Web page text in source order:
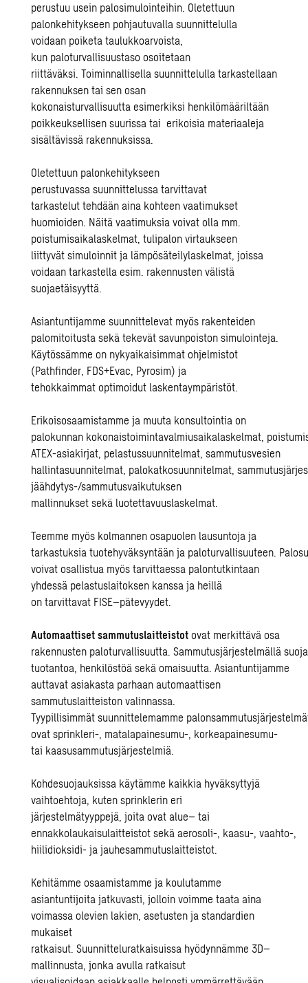
perustuu usein palosimulointeihin. Oletettuun
palonkehitykseen pohjautuvalla suunnittelulla
voidaan poiketa taulukkoarvoista,
kun paloturvallisuustaso osoitetaan
riittäväksi. Toiminnallisella suunnittelulla tarkastellaan
rakennuksen tai sen osan
kokonaisturvallisuutta esimerkiksi henkilömääriltään
poikkeuksellisen suurissatai erikoisia materiaaleja
sisältävissä rakennuksissa.
Oletettuun palonkehitykseen
perustuvassasuunnittelussa tarvittavat
tarkastelut tehdään aina kohteen vaatimukset
huomioiden. Näitä vaatimuksiavoivat olla mm.
poistumisaikalaskelmat, tulipalon virtaukseen
liittyvät simuloinnit ja lämpösäteilylaskelmat, joissa
voidaan tarkastellaesim. rakennusten välistä
suojaetäisyyttä.
Asiantuntijamme suunnittelevat myös rakenteiden
palomitoitusta sekätekevätsavunpoiston simulointeja.
Käytössämme on nykyaikaisimmat ohjelmistot
(Pathfinder, FDS+Evac, Pyrosim) ja
tehokkaimmat optimoidut laskentaympäristöt.
Erikoisosaamistamme ja muuta konsultointiaon
palokunnan kokonaistoimintavalmiusaikalaskelmat,
ATEX-asiakirjat, pelastussuunnitelmat,sammutusvesien
hallintasuunnitelmat, palokatkosuunnitelmat,
jäähdytys-/sammutusvaikutuksen
mallinnukset sekä luotettavuuslaskelmat.
Teemme myös kolmannen osapuolen lausuntoja ja
tarkastuksiatuotehyväksyntään ja paloturvallisuuteen.
voivat osallistua myös tarvittaessa palontutkintaan
yhdessä pelastuslaitoksen kanssa ja heillä
on tarvittavat FISE–pätevyydet.
Automaattiset sammutuslaitteistot ovat merkittävä osa
rakennusten paloturvallisuutta.Sammutusjärjestelmällä
tuotantoa, henkilöstöä sekä omaisuutta.Asiantuntijamme
auttavat asiakasta parhaan automaattisen
sammutuslaitteiston valinnassa.
Tyypillisimmät suunnittelemamme palonsammutus
ovat sprinkleri-, matalapainesumu-, korkeapainesumu-
tai kaasusammutusjärjestelmiä.
Kohdesuojauksissa käytämme kaikkia hyväksyttyjä
vaihtoehtoja, kutensprinklerin eri
järjestelmätyyppejä,joita ovat alue– tai
ennakkolaukaisulaitteistot sekäaerosoli-, kaasu-, vaahto-,
hiilidioksidi- ja jauhesammutuslaitteistot.
Kehitämme osaamistamme ja koulutamme
asiantuntijoita jatkuvasti, jolloin voimme taata aina
voimassa olevien lakien, asetusten ja standardien
mukaiset
ratkaisut.Suunnitteluratkaisuissa hyödynnämme 3D–
mallinnusta,jonka avulla ratkaisut